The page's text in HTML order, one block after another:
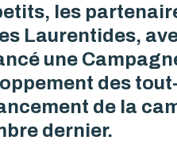
les
Laurentides,
une
des
de la
dernier.